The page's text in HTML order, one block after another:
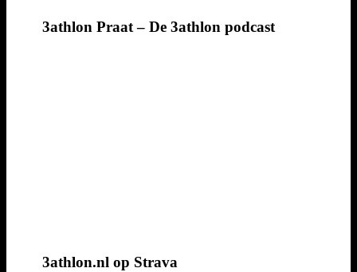
3athlon Praat – De 3athlon podcast
3athlon.nl op Strava